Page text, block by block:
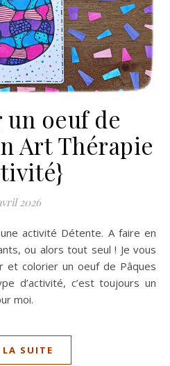
un oeuf de
Art Thérapie
2026
ou alors tout seul ! Je vous
et colorier un oeuf de Pâques
d’activité, c’est toujours un
moi.
LA SUITE